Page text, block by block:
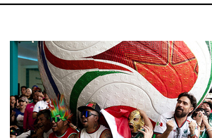
при падении деревьев
вчера, 22:55В Москве в
пятницу ожидаются
вчера, 22:35Винисиус
продлил контракт с
до 2032 года
вчера, 22:28Отказаться